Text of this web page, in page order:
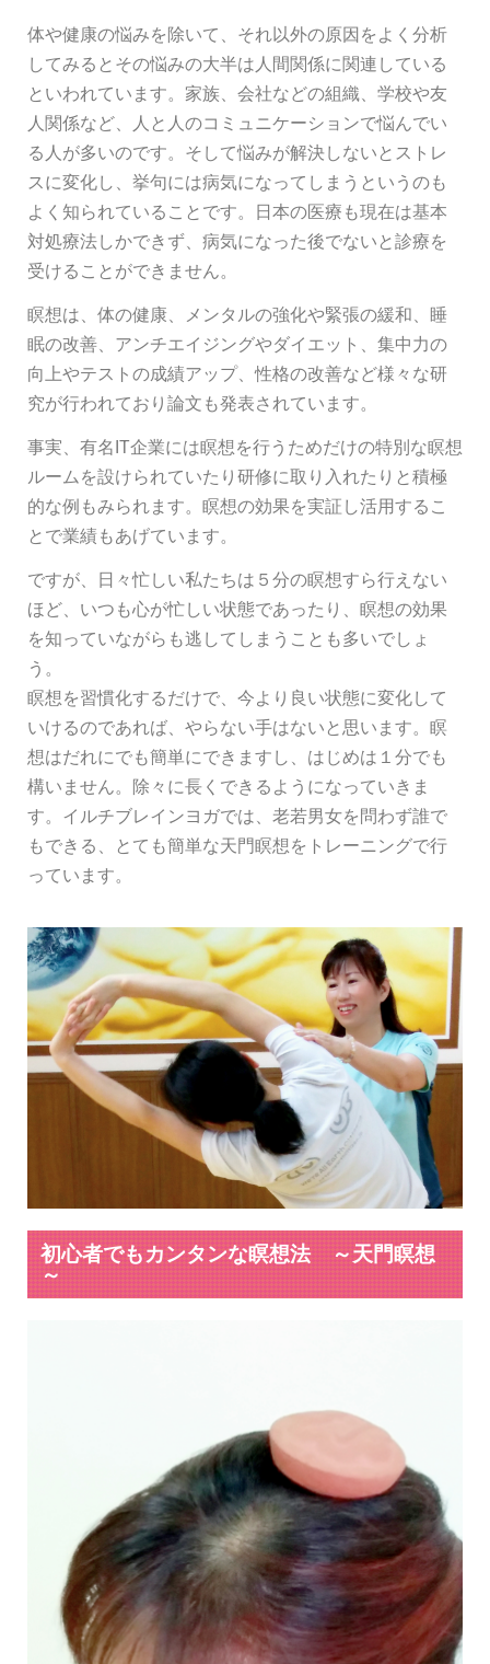
体や健康の悩みを除いて、それ以外の原因をよく分析
してみるとその悩みの大半は人間関係に関連している
といわれています。家族、会社などの組織、学校や友
人関係など、人と人のコミュニケーションで悩んでい
る人が多いのです。そして悩みが解決しないとストレ
スに変化し、挙句には病気になってしまうというのも
よく知られていることです。日本の医療も現在は基本
対処療法しかできず、病気になった後でないと診療を
受けることができません。
瞑想は、体の健康、メンタルの強化や緊張の緩和、睡
眠の改善、アンチエイジングやダイエット、集中力の
向上やテストの成績アップ、性格の改善など様々な研
究が行われており論文も発表されています。
事実、有名IT企業には瞑想を行うためだけの特別な瞑想
ルームを設けられていたり研修に取り入れたりと積極
的な例もみられます。瞑想の効果を実証し活用するこ
とで業績もあげています。
ですが、日々忙しい私たちは５分の瞑想すら行えない
ほど、いつも心が忙しい状態であったり、瞑想の効果
を知っていながらも逃してしまうことも多いでしょ
う。
瞑想を習慣化するだけで、今より良い状態に変化して
いけるのであれば、やらない手はないと思います。瞑
想はだれにでも簡単にできますし、はじめは１分でも
構いません。除々に長くできるようになっていきま
す。イルチブレインヨガでは、老若男女を問わず誰で
もできる、とても簡単な天門瞑想をトレーニングで行
っています。
初心者でもカンタンな瞑想法 ～天門瞑想
～